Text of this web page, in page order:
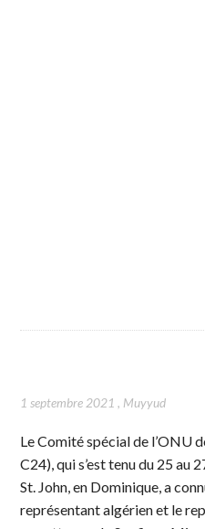
1 septembre 2021 , Muyyud
Le Comité spécial de l’ONU
C24), qui s’est tenu du 25 au
St. John, en Dominique, a
représentant algérien et le